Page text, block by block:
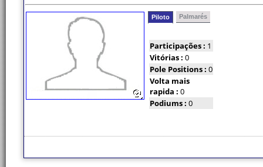
Piloto Palmarés
Participações : 1
Vitórias : 0
Pole Positions : 0
Volta mais
rapida : 0
Podiums : 0